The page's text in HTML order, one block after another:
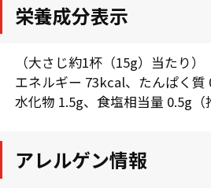
栄養成分表示
（大さじ約1杯（15g）当たり）
エネルギー 73kcal、たんぱく質
水化物 1.5g、食塩相当量 0.5g（
アレルゲン情報